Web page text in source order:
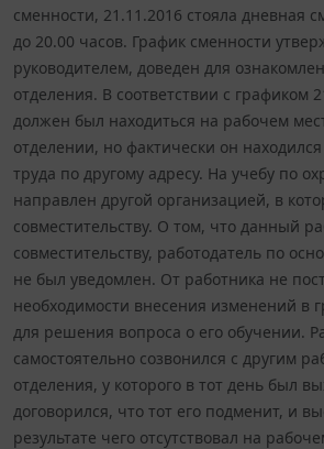
сменности, 21.11.2016 стояла дневная
до 20.00 часов. График сменности
руководителем, доведен для
отделения. В соответствии с графиком
должен был находиться на рабочем
отделении, но фактически он
труда по другому адресу. На учебу по
направлен другой организацией, в
совместительству. О том, что данный
совместительству, работодатель по
не был уведомлен. От работника не
необходимости внесения изменений в
для решения вопроса о его обучении.
самостоятельно созвонился с другим
отделения, у которого в тот день был
договорился, что тот его подменит, и
результате чего отсутствовал на